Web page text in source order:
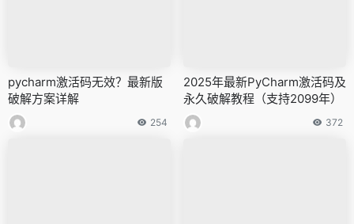
pycharm激活码无效？最新版
破解方案详解
254
2025年最新PyCharm激活码及
永久破解教程（支持2099年）
372